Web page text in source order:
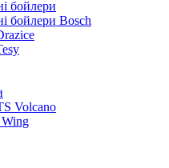
бойлери
бойлери Bosch
Volcano
Wing